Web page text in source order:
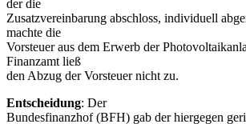
der die
Zusatzvereinbarung abschloss, individuell
machte die
Vorsteuer aus dem Erwerb der
Finanzamt ließ
den Abzug der Vorsteuer nicht zu.
Entscheidung: Der
Bundesfinanzhof (BFH) gab der hiergegen